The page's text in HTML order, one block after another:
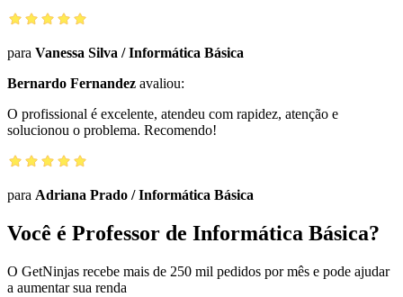
para Vanessa Silva /Informática Básica
Bernardo Fernandez avaliou:
O profissional é excelente, atendeu com rapidez, atenção e
solucionou o problema. Recomendo!
para Adriana Prado /Informática Básica
Você é Professor de Informática Básica?
O GetNinjas recebe mais de 250 mil pedidos por mês e pode ajudar
a aumentar sua renda